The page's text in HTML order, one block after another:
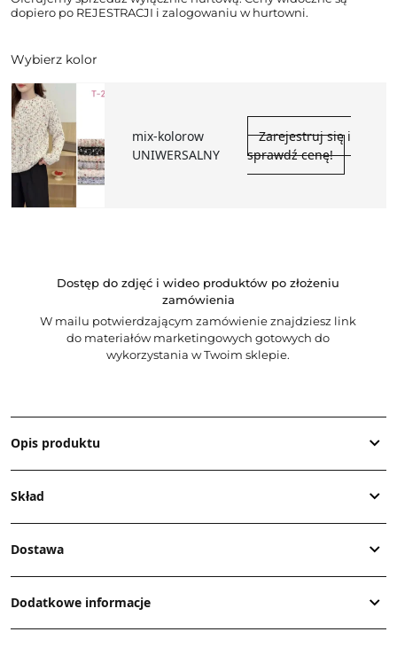
dopiero po REJESTRACJI i zalogowaniu w hurtowni.
Wybierz kolor
mix-kolorow
UNIWERSALNY
Zarejestruj się i
sprawdź cenę!
Dostęp do zdjęć i wideo produktów po złożeniu
zamówienia
W mailu potwierdzającym zamówienie znajdziesz link
do materiałów marketingowych gotowych do
wykorzystania w Twoim sklepie.
Opis produktu
Skład
Dostawa
Dodatkowe informacje